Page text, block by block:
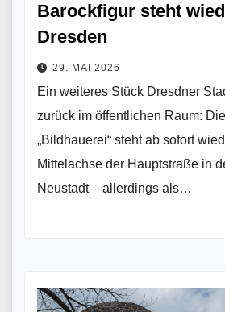
Barockfigur steht
Dresden
29. MAI 2026
Ein weiteres Stück Dresdner
zurück im öffentlichen Raum:
„Bildhauerei“ steht ab sofort
Mittelachse der Hauptstraße in
Neustadt – allerdings als…